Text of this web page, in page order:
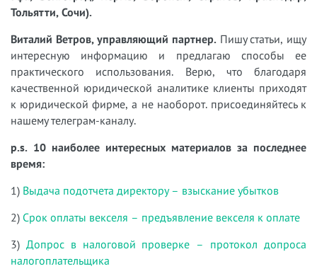
Тольятти, Сочи).
Виталий Ветров, управляющий партнер. Пишу статьи, ищу
интересную информацию и предлагаю способы ее
практического использования. Верю, что благодаря
качественной юридической аналитике клиенты приходят
к юридической фирме, а не наоборот. присоединяйтесь к
нашему телеграм-каналу.
p.s. 10 наиболее интересных материалов за последнее
время:
1) Выдача подотчета директору – взыскание убытков
2) Срок оплаты векселя – предъявление векселя к оплате
3) Допрос в налоговой проверке – протокол допроса
налогоплательщика